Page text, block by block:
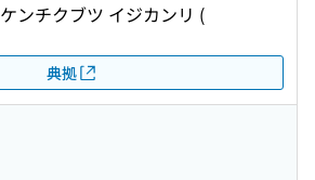
ケンチクブツ イジカンリ (
典拠